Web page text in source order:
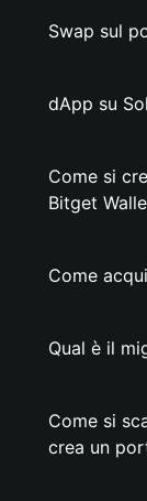
Swap sul
dApp su
Come si
Bitget
Come
Qual è il
Come si
crea un